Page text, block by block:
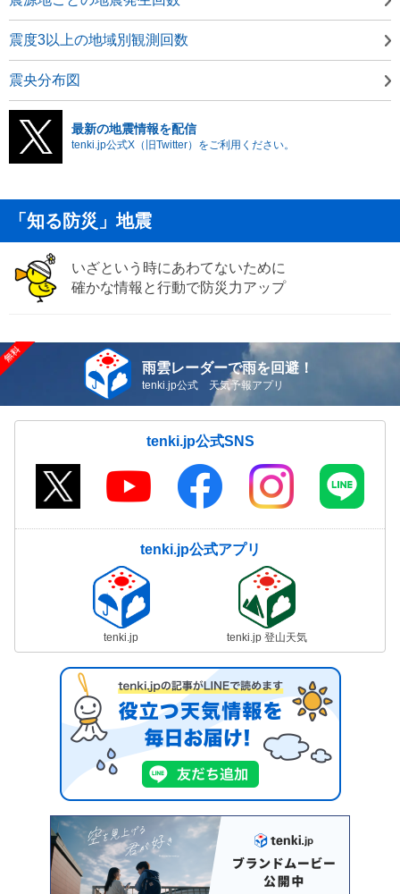
震度3以上の地域別観測回数
震央分布図
最新の地震情報を配信
tenki.jp公式X（旧Twitter）をご利用ください。
「知る防災」地震
いざという時にあわてないために
確かな情報と行動で防災力アップ
雨雲レーダーで雨を回避！
tenki.jp公式 天気予報アプリ
tenki.jp公式SNS
tenki.jp公式アプリ
tenki.jp tenki.jp 登山天気